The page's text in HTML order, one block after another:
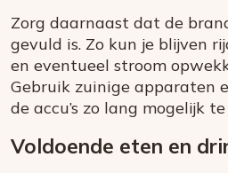
Zorg daarnaast dat de
gevuld is. Zo kun je blijven
en eventueel stroom
Gebruik zuinige apparaten
de accu’s zo lang mogelijk
Voldoende eten en